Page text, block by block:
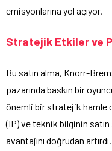
emisyonlarına yol açıyor.
Stratejik Etkiler ve
Bu satın alma, Knorr-
pazarında baskın bir
önemli bir stratejik hamle
(IP) ve teknik bilginin satın
avantajını doğrudan